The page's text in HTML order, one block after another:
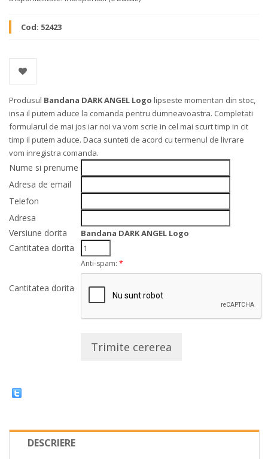
Cod: 52423
Produsul Bandana DARK ANGEL Logo lipseste momentan din stoc,
insa il putem aduce la comanda pentru dumneavoastra. Completati
formularul de mai jos iar noi va vom scrie in cel mai scurt timp in cit
timp il putem aduce. Daca sunteti de acord cu termenul de livrare
vom inregistra comanda.
Nume si prenume
Adresa de email
Telefon
Adresa
Versiune dorita
Bandana DARK ANGEL Logo
Cantitatea dorita
Cantitatea dorita
Anti-spam: *
Trimite cererea
DESCRIERE